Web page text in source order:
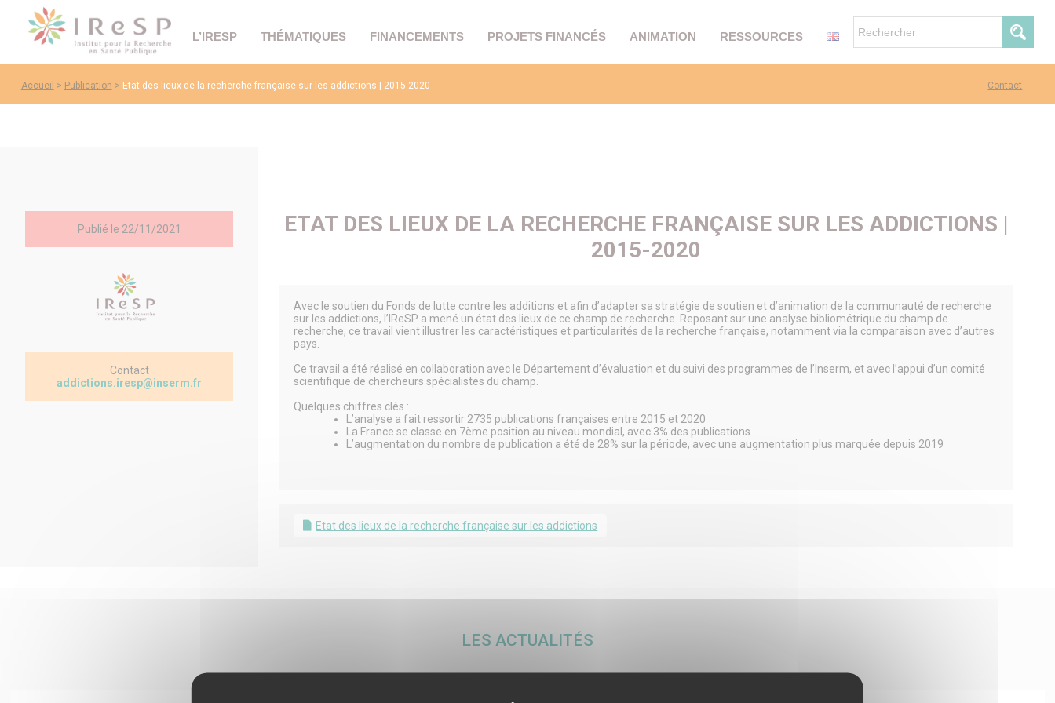
L’IRESP THÉMATIQUES FINANCEMENTS PROJETS FINANCÉS ANIMATION RESSOURCES
Contact
Accueil > Publication > Etat des lieux de la recherche française sur les addictions | 2015-2020
Publié le 22/11/2021
Contact
addictions.iresp@inserm.fr
ETAT DES LIEUX DE LA RECHERCHE FRANÇAISE SUR LES ADDICTIONS |
2015-2020
Avec le soutien du Fonds de lutte contre les additions et afin d’adapter sa stratégie de soutien et d’animation de la communauté de recherche
sur les addictions, l’IReSP a mené un état des lieux de ce champ de recherche. Reposant sur une analyse bibliométrique du champ de
recherche, ce travail vient illustrer les caractéristiques et particularités de la recherche française, notamment via la comparaison avec d’autres
pays.
Ce travail a été réalisé en collaboration avec le Département d’évaluation et du suivi des programmes de l’Inserm, et avec l’appui d’un comité
scientifique de chercheurs spécialistes du champ.
Quelques chiffres clés :
L’analyse a fait ressortir 2735 publications françaises entre 2015 et 2020
La France se classe en 7ème position au niveau mondial, avec 3% des publications
L’augmentation du nombre de publication a été de 28% sur la période, avec une augmentation plus marquée depuis 2019
Etat des lieux de la recherche française sur les addictions
LES ACTUALITÉS